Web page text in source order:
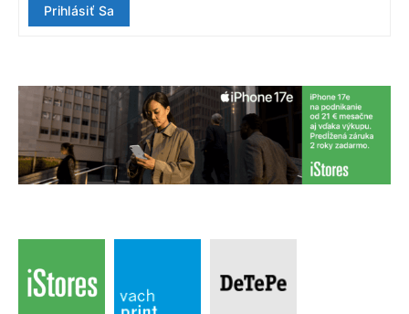
Prihlásiť Sa